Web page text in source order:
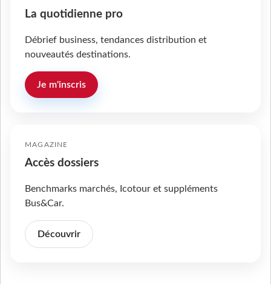
La quotidienne pro
Débrief business, tendances distribution et
nouveautés destinations.
Je m'inscris
MAGAZINE
Accès dossiers
Benchmarks marchés, Icotour et suppléments
Bus&Car.
Découvrir